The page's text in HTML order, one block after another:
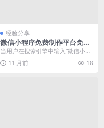
经验分享
微信小程序免费制作平台免费
使用教程与常见问题解决
当用户在搜索引擎中输入“微信小程
序免费制作平台”时，他们通常期望
找到一个能够免费...
11 月前 18